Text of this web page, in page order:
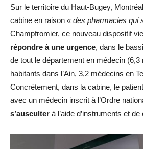
Sur le territoire du Haut-Bugey,
cabine en raison « des pharmacies qui
Champfromier, ce nouveau dispositif
répondre à une urgence, dans le
de tout le département en médecin
habitants dans l’Ain, 3,2 médecins en
Concrètement, dans la cabine, le
avec un médecin inscrit à l’Ordre
s’ausculter à l’aide d’instruments et